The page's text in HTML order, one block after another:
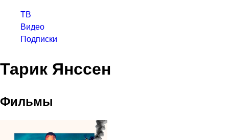
ТВ
Видео
Подписки
Тарик Янссен
Фильмы